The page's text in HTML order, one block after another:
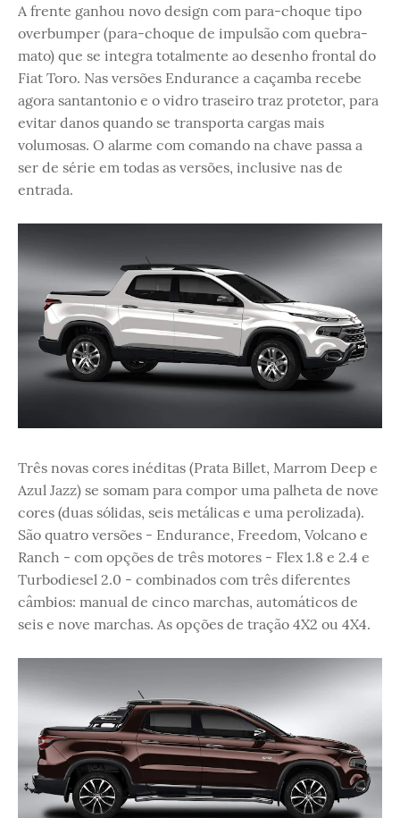
A frente ganhou novo design com para-choque tipo
overbumper (para-choque de impulsão com quebra-
mato) que se integra totalmente ao desenho frontal do
Fiat Toro. Nas versões Endurance a caçamba recebe
agora santantonio e o vidro traseiro traz protetor, para
evitar danos quando se transporta cargas mais
volumosas. O alarme com comando na chave passa a
ser de série em todas as versões, inclusive nas de
entrada.
Três novas cores inéditas (Prata Billet, Marrom Deep e
Azul Jazz) se somam para compor uma palheta de nove
cores (duas sólidas, seis metálicas e uma perolizada).
São quatro versões - Endurance, Freedom, Volcano e
Ranch - com opções de três motores - Flex 1.8 e 2.4 e
Turbodiesel 2.0 - combinados com três diferentes
câmbios: manual de cinco marchas, automáticos de
seis e nove marchas. As opções de tração 4X2 ou 4X4.